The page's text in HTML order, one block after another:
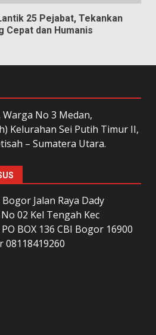
25 Pejabat, Tekankan
Cepat dan Humanis
Warga No 3 Medan,
Kelurahan Sei Putih Timur II,
– Sumatera Utara.
Jalan Raya Dady
02 Kel Tengah Kec
BOX 136 CBI Bogor 16900
08118419260